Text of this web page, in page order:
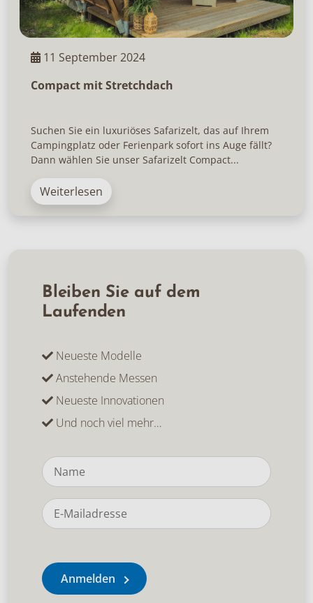
11 September 2024
Compact mit Stretchdach
Suchen Sie ein luxuriöses Safarizelt, das auf Ihrem
Campingplatz oder Ferienpark sofort ins Auge fällt?
Dann wählen Sie unser Safarizelt Compact...
Weiterlesen
Bleiben Sie auf dem
Laufenden
Neueste Modelle
Anstehende Messen
Neueste Innovationen
Und noch viel mehr…
Anmelden